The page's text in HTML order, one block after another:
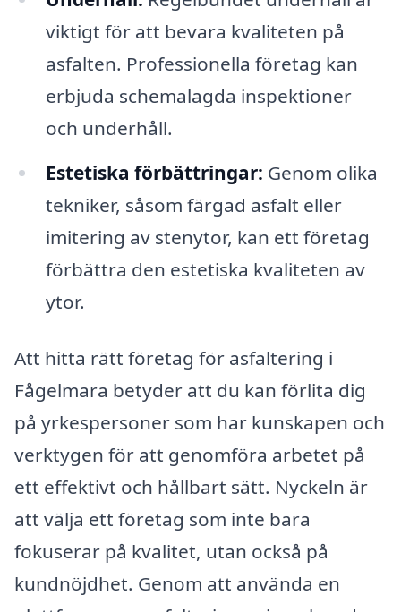
viktigt för att bevara kvaliteten på
asfalten. Professionella företag kan
erbjuda schemalagda inspektioner
och underhåll.
Estetiska förbättringar: Genom olika
tekniker, såsom färgad asfalt eller
imitering av stenytor, kan ett företag
förbättra den estetiska kvaliteten av
ytor.
Att hitta rätt företag för asfaltering i
Fågelmara betyder att du kan förlita dig
på yrkespersoner som har kunskapen och
verktygen för att genomföra arbetet på
ett effektivt och hållbart sätt. Nyckeln är
att välja ett företag som inte bara
fokuserar på kvalitet, utan också på
kundnöjdhet. Genom att använda en